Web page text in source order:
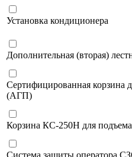
Установка кондиционера
Дополнительная (вторая)
Сертифицированная корзина
(АГП)
Корзина КС-250Н для подъема
Система защиты оператора